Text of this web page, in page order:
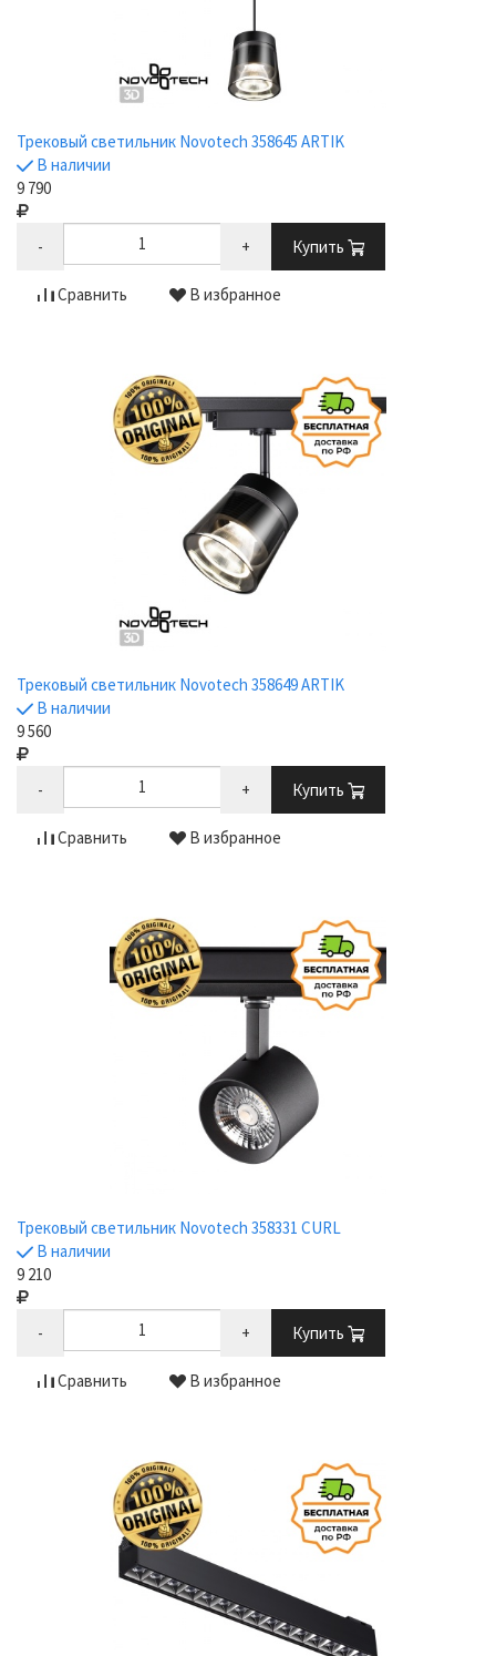
Трековый светильник Novotech 358645 ARTIK
В наличии
9 790
- + Купить
Сравнить В избранное
Трековый светильник Novotech 358649 ARTIK
В наличии
9 560
- + Купить
Сравнить В избранное
Трековый cветильник Novotech 358331 CURL
В наличии
9 210
- + Купить
Сравнить В избранное